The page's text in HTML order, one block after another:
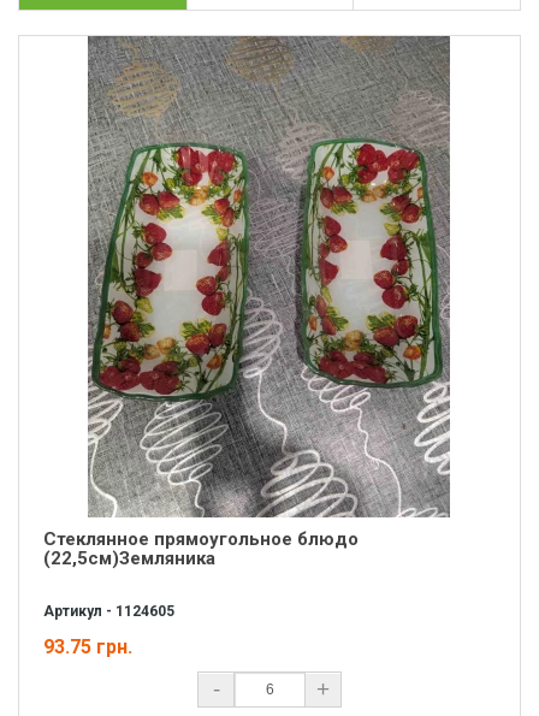
Стеклянное прямоугольное блюдо
(22,5см)Земляника
Артикул - 1124605
93.75 грн.
- +